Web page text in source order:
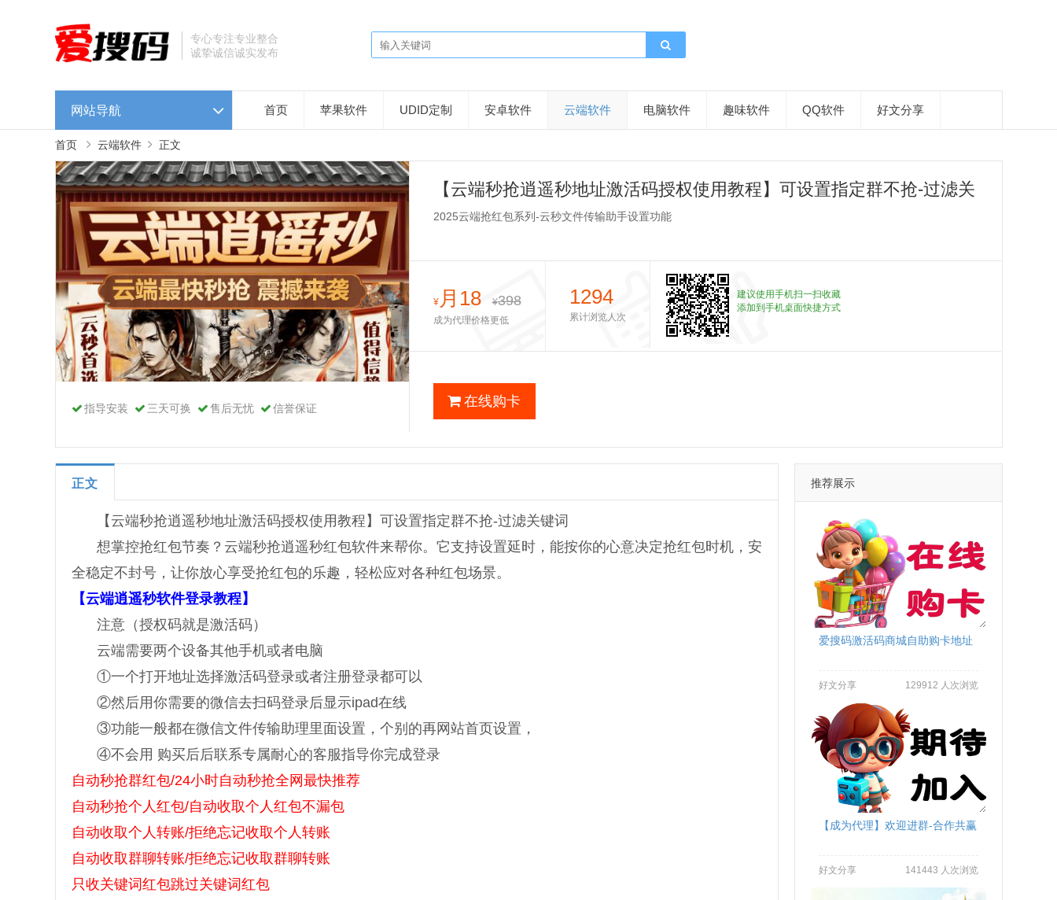
专心专注专业整合
诚挚诚信诚实发布
网站导航 首页 苹果软件 UDID定制 安卓软件 云端软件 电脑软件 趣味软件 QQ软件 好文分享
首页 云端软件 正文
指导安装 三天可换 售后无忧 信誉保证
【云端秒抢逍遥秒地址激活码授权使用教程】可设置指定群不抢-过滤关
键词
2025云端抢红包系列-云秒文件传输助手设置功能
¥月18 ¥398
成为代理价格更低
1294
累计浏览人次
建议使用手机扫一扫收藏
添加到手机桌面快捷方式
在线购卡
正文
【云端秒抢逍遥秒地址激活码授权使用教程】可设置指定群不抢-过滤关键词
想掌控抢红包节奏？云端秒抢逍遥秒红包软件来帮你。它支持设置延时，能按你的心意决定抢红包时机，安
全稳定不封号，让你放心享受抢红包的乐趣，轻松应对各种红包场景。
【云端逍遥秒软件登录教程】
注意（授权码就是激活码）
云端需要两个设备其他手机或者电脑
①一个打开地址选择激活码登录或者注册登录都可以
②然后用你需要的微信去扫码登录后显示ipad在线
③功能一般都在微信文件传输助理里面设置，个别的再网站首页设置，
④不会用 购买后后联系专属耐心的客服指导你完成登录
自动秒抢群红包/24小时自动秒抢全网最快推荐
自动秒抢个人红包/自动收取个人红包不漏包
自动收取个人转账/拒绝忘记收取个人转账
自动收取群聊转账/拒绝忘记收取群聊转账
只收关键词红包跳过关键词红包
推荐展示
爱搜码激活码商城自助购卡地址
好文分享 129912 人次浏览
【成为代理】欢迎进群-合作共赢
好文分享 141443 人次浏览